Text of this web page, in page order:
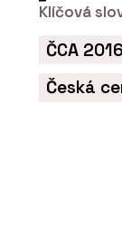
Klíčová
ČCA 2016
Česká